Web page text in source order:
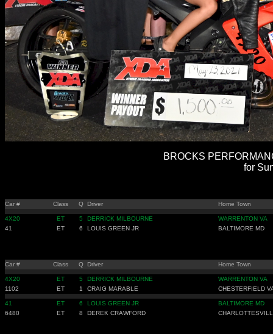
BROCKS
for
Car # Class Q Driver Home Town
4X20 ET 5 DERRICK MILBOURNE
WARRENTON VA
41
ET 6 LOUIS GREEN JR BALTIMORE MD
Car # Class Q Driver Home Town
4X20 ET 5 DERRICK MILBOURNE
WARRENTON VA
1102
ET 1 CRAIG MARABLE CHESTERFIELD
41 ET 6 LOUIS GREEN JR
BALTIMORE MD
6480
ET 8 DEREK CRAWFORD